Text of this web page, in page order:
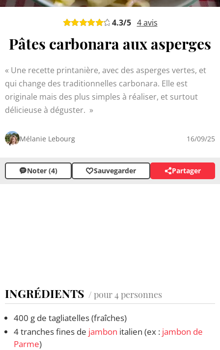
4.3/5 4avis
Pâtes carbonara aux asperges
Une recette printanière, avec des asperges vertes, et
qui change des traditionnelles carbonara. Elle est
originale mais des plus simples à réaliser, et surtout
délicieuse à déguster.
Mélanie Lebourg 16/09/25
Noter (4) Sauvegarder Partager
INGRÉDIENTS / pour 4 personnes
400 g de tagliatelles (fraîches)
4 tranches fines de jambon italien (ex : jambon de
Parme)